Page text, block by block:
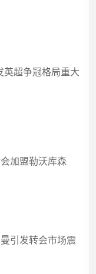
超争冠格局重大
加盟勒沃库森
引发转会市场震